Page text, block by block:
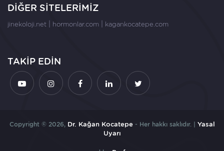
DİĞER SİTELERİMİZ
jinekoloji.net hormonlar.com kagankocatepe.com
TAKİP EDİN
Copyright © 2026, Dr. Kağan Kocatepe- Her hakkı saklıdır. | Yasal
Uyarı